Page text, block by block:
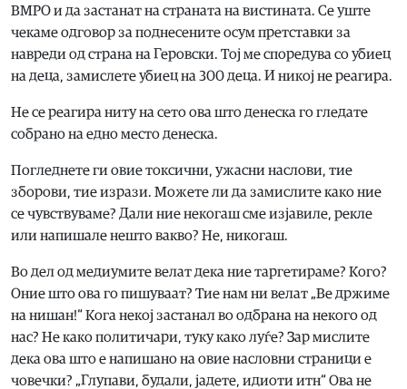
ВМРО и да застанат на страната на вистината. Се уште
чекаме одговор за поднесените осум претставки за
навреди од страна на Геровски. Тој ме споредува со убиец
на деца, замислете убиец на 300 деца. И никој не реагира.
Не се реагира ниту на сето ова што денеска го гледате
собрано на едно место денеска.
Погледнете ги овие токсични, ужасни наслови, тие
зборови, тие изрази. Можете ли да замислите како ние
се чувствуваме? Дали ние некогаш сме изјавиле, рекле
или напишале нешто вакво? Не, никогаш.
Во дел од медиумите велат дека ние таргетираме? Кого?
Оние што ова го пишуваат? Тие нам ни велат „Ве држиме
на нишан!“ Кога некој застанал во одбрана на некого од
нас? Не како политичари, туку како луѓе? Зар мислите
дека ова што е напишано на овие насловни страници е
човечки? „Глупави, будали, јадете, идиоти итн“ Ова не